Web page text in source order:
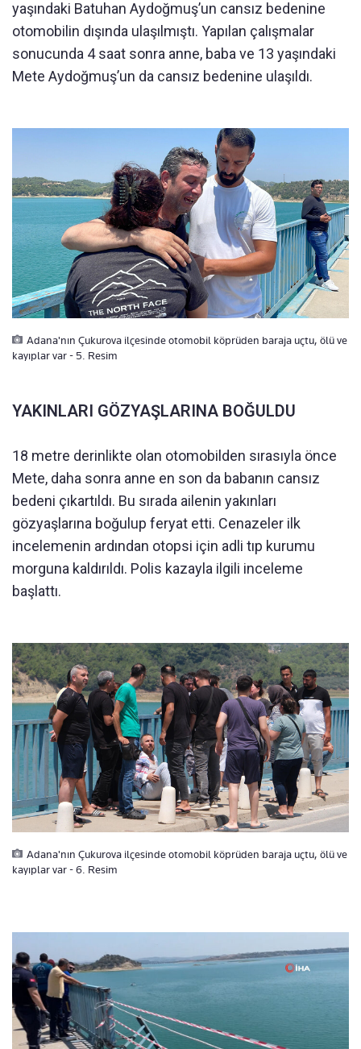
yaşındaki Batuhan Aydoğmuş’un cansız bedenine
otomobilin dışında ulaşılmıştı. Yapılan çalışmalar
sonucunda 4 saat sonra anne, baba ve 13 yaşındaki
Mete Aydoğmuş’un da cansız bedenine ulaşıldı.
Adana'nın Çukurova ilçesinde otomobil köprüden baraja uçtu, ölü ve
kayıplar var - 5. Resim
YAKINLARI GÖZYAŞLARINA BOĞULDU
18 metre derinlikte olan otomobilden sırasıyla önce
Mete, daha sonra anne en son da babanın cansız
bedeni çıkartıldı. Bu sırada ailenin yakınları
gözyaşlarına boğulup feryat etti. Cenazeler ilk
incelemenin ardından otopsi için adli tıp kurumu
morguna kaldırıldı. Polis kazayla ilgili inceleme
başlattı.
Adana'nın Çukurova ilçesinde otomobil köprüden baraja uçtu, ölü ve
kayıplar var - 6. Resim